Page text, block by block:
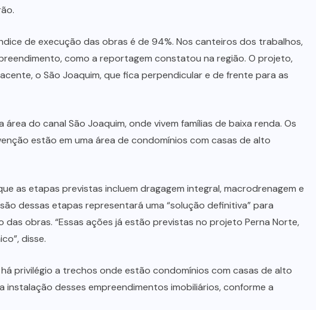
de execução das obras é de 94%. Nos canteiros dos trabalhos,
como a reportagem constatou na região. O projeto,
o São Joaquim, que fica perpendicular e de frente para as
do canal São Joaquim, onde vivem famílias de baixa renda. Os
estão em uma área de condomínios com casas de alto
as etapas previstas incluem dragagem integral, macrodrenagem e
dessas etapas representará uma “solução definitiva” para
obras. “Essas ações já estão previstas no projeto Perna Norte,
disse.
privilégio a trechos onde estão condomínios com casas de alto
desses empreendimentos imobiliários, conforme a